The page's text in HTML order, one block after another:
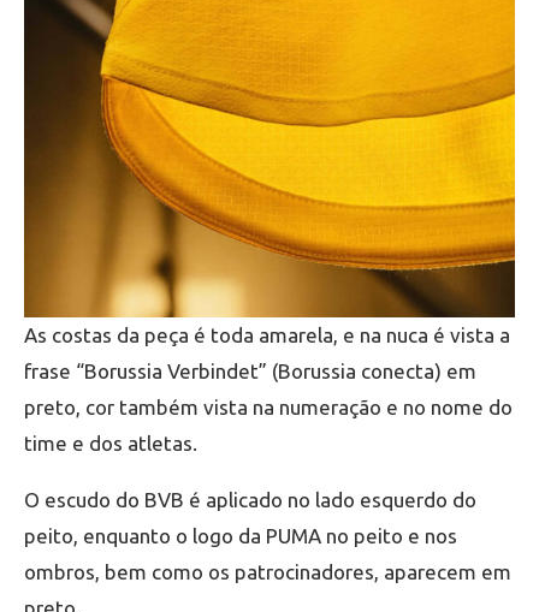
As costas da peça é toda amarela, e na nuca é vista a
frase “Borussia Verbindet” (Borussia conecta) em
preto, cor também vista na numeração e no nome do
time e dos atletas.
O escudo do BVB é aplicado no lado esquerdo do
peito, enquanto o logo da PUMA no peito e nos
ombros, bem como os patrocinadores, aparecem em